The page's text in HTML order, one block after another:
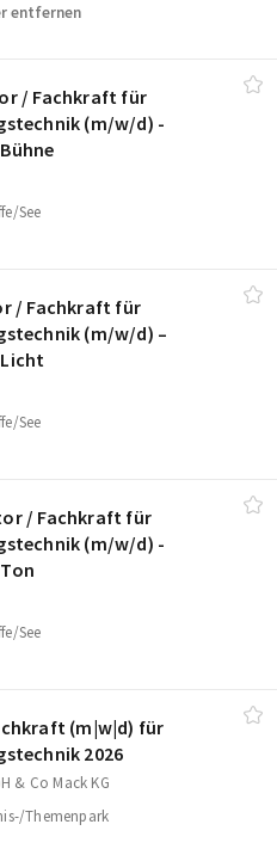
entfernen
/​ Fachkraft für
(m/​w/​d) -
See
/​ Fachkraft für
(m/​w/​d) –
See
/​ Fachkraft für
(m/​w/​d) -
See
(m|w|d) für
2026
& Co Mack KG
Themenpark